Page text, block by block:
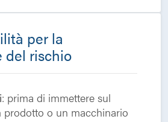
per la
del rischio
: prima di immettere sul
prodotto o un macchinario